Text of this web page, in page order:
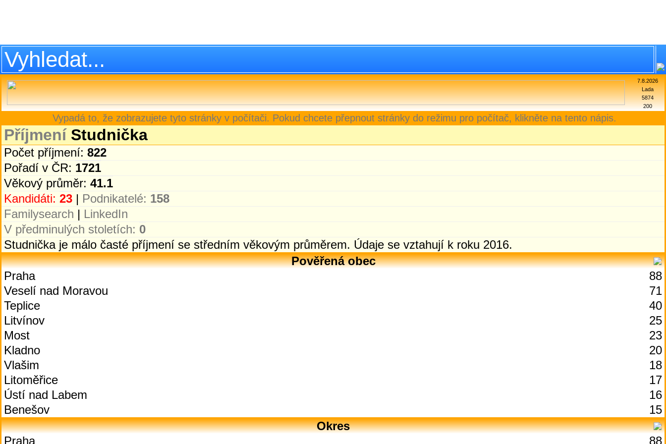
7.8.2026
Lada
5874
200
Vypadá to, že zobrazujete tyto stránky v počítači. Pokud chcete přepnout stránky do režimu pro počítač, klikněte na tento nápis.
PříjmeníStudnička
Počet příjmení: 822
Pořadí v ČR: 1721
Věkový průměr: 41.1
Kandidáti: 23 | Podnikatelé: 158
Familysearch | LinkedIn
V předminulých stoletích: 0
Studnička je málo časté příjmení se středním věkovým průměrem. Údaje se vztahují k roku 2016.
Pověřená obec
Praha
88
Veselí nad Moravou
71
Teplice
40
Litvínov
25
Most
23
Kladno
20
Vlašim
18
Litoměřice
17
Ústí nad Labem
16
Benešov
15
Okres
Praha
88